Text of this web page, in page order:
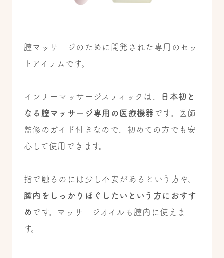
膣マッサージのために開発された専用のセッ
トアイテムです。
インナーマッサージスティックは、
日本初と
なる膣マッサージ専用の医療機器 です。医師
監修のガイド付きなので、初めての方でも安
心して使用できます。
指で触るのには少し不安があるという方や、
膣内をしっかりほぐしたいという方におすす
め です。マッサージオイルも膣内に使えま
す。